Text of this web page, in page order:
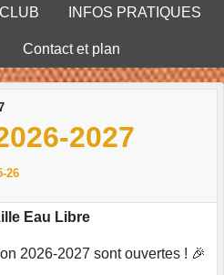
INFOS PRATIQUES
Contact et plan
2027
26
Eau Libre
2026-2027 sont ouvertes ! 🎉